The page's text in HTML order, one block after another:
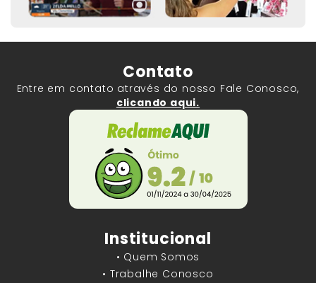
Contato
Entre em contato através do nosso Fale Conosco,
clicando aqui.
Institucional
• Quem Somos
• Trabalhe Conosco